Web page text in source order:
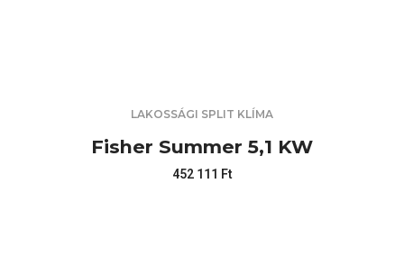
LAKOSSÁGI SPLIT KLÍMA
Fisher Summer 5,1 KW
452 111 Ft